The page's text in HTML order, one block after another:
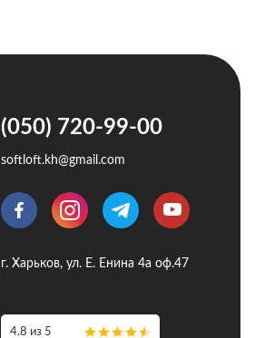
(050) 720-99-00
softloft.kh@gmail.com
г. Харьков, ул. Е. Енина 4а оф.47
4.8 из 5